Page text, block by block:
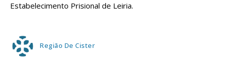
Estabelecimento Prisional de Leiria.
Região De Cister